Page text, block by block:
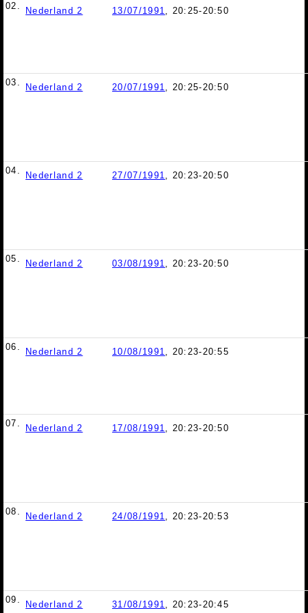
02. Nederland 2 13/07/1991, 20:25-20:50
03. Nederland 2 20/07/1991, 20:25-20:50
04. Nederland 2 27/07/1991, 20:23-20:50
05. Nederland 2 03/08/1991, 20:23-20:50
06. Nederland 2 10/08/1991, 20:23-20:55
07. Nederland 2 17/08/1991, 20:23-20:50
08. Nederland 2 24/08/1991, 20:23-20:53
09. Nederland 2 31/08/1991, 20:23-20:45